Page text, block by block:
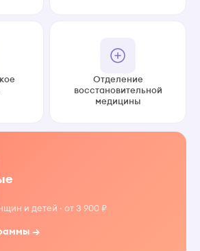
Отделение
восстановительной
медицины
и детей · от 3 900 ₽
→